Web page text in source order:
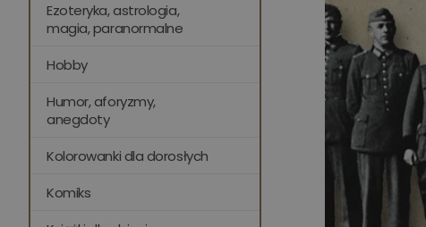
Ezoteryka, astrologia,
magia, paranormalne
Hobby
Humor, aforyzmy,
anegdoty
Kolorowanki dla dorosłych
Komiks